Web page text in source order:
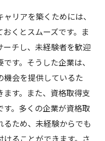
リアを築くためには、
くとスムーズです。ま
チし、未経験者を歓迎
す。そうした企業は、
会を提供しているた
す。また、資格取得支
。多くの企業が資格取
ため、未経験からでも